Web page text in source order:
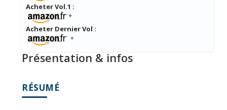
Acheter Vol.1 :
*
Acheter Dernier Vol :
*
Présentation & infos
RÉSUMÉ